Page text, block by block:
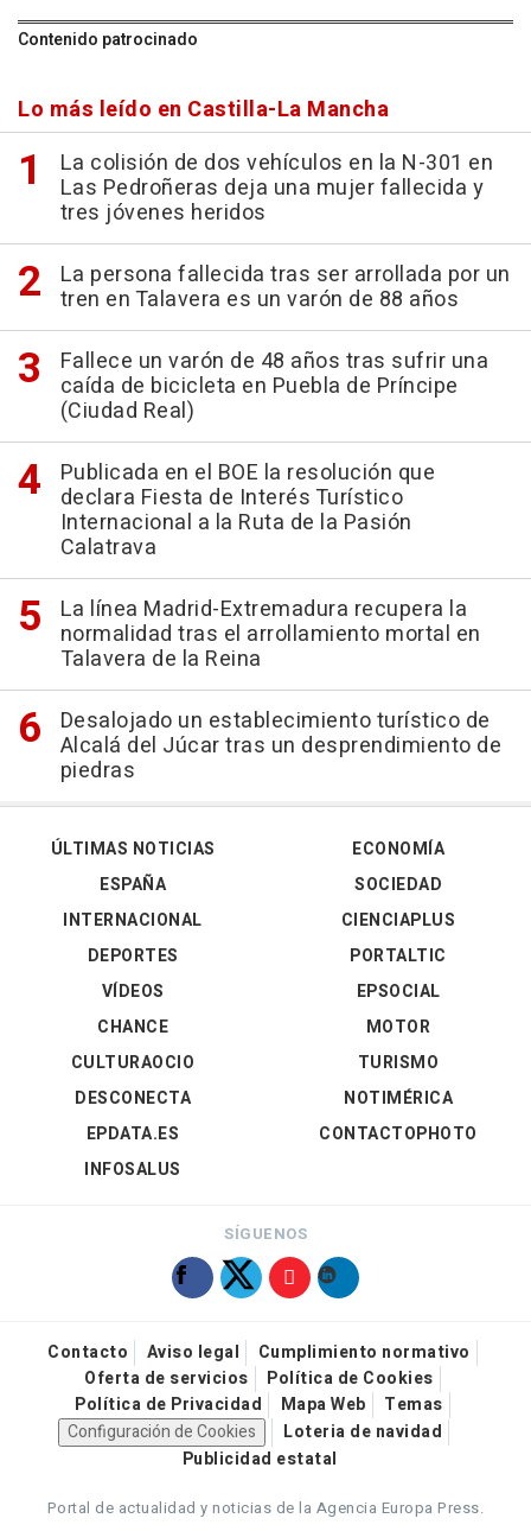
Contenido patrocinado
Lo más leído en Castilla-La Mancha
La colisión de dos vehículos en la N-301 en
Las Pedroñeras deja una mujer fallecida y
tres jóvenes heridos
La persona fallecida tras ser arrollada por un
tren en Talavera es un varón de 88 años
Fallece un varón de 48 años tras sufrir una
caída de bicicleta en Puebla de Príncipe
(Ciudad Real)
Publicada en el BOE la resolución que
declara Fiesta de Interés Turístico
Internacional a la Ruta de la Pasión
Calatrava
La línea Madrid-Extremadura recupera la
normalidad tras el arrollamiento mortal en
Talavera de la Reina
Desalojado un establecimiento turístico de
Alcalá del Júcar tras un desprendimiento de
piedras
ÚLTIMAS NOTICIAS
ESPAÑA
INTERNACIONAL
DEPORTES
VÍDEOS
ECONOMÍA
SOCIEDAD
CIENCIAPLUS
PORTALTIC
EPSOCIAL
CHANCE
CULTURAOCIO
DESCONECTA
EPDATA.ES
INFOSALUS
MOTOR
TURISMO
NOTIMÉRICA
CONTACTOPHOTO
SÍGUENOS
Contacto Aviso legal
Cumplimiento normativo
Oferta de servicios
Política de Cookies
Política de Privacidad
Mapa Web
Temas
Configuración de Cookies
Loteria de navidad
Publicidad estatal
Portal de actualidad y noticias de la Agencia Europa Press.